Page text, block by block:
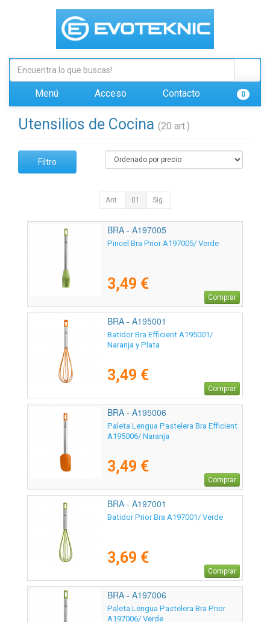
Menú Acceso Contacto 0
Utensilios de Cocina (20 art.)
Filtro
Ant. 01 Sig.
BRA - A197005
Pincel Bra Prior A197005/ Verde
3,49 €
Comprar
BRA - A195001
Batidor Bra Efficient A195001/
Naranja y Plata
3,49 €
Comprar
BRA - A195006
Paleta Lengua Pastelera Bra Efficient
A195006/ Naranja
3,49 €
Comprar
BRA - A197001
Batidor Prior Bra A197001/ Verde
3,69 €
Comprar
BRA - A197006
Paleta Lengua Pastelera Bra Prior
A197006/ Verde